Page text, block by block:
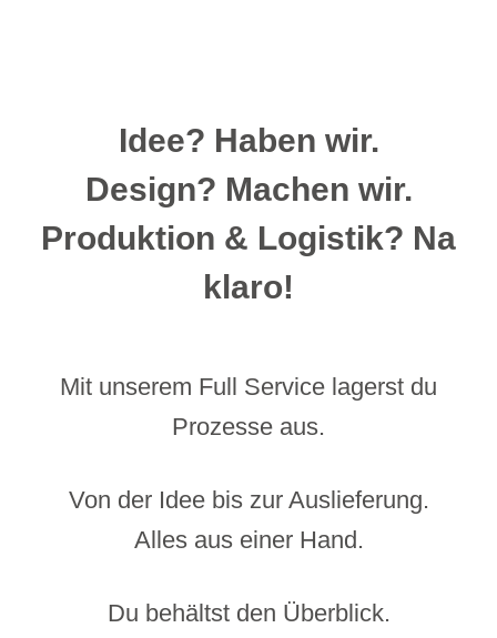
Idee? Haben wir.
Design? Machen wir.
Produktion & Logistik? Na
klaro!
Mit unserem Full Service lagerst du
Prozesse aus.
Von der Idee bis zur Auslieferung.
Alles aus einer Hand.
Du behältst den Überblick.